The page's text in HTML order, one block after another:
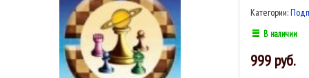
Категории:
В наличии
999